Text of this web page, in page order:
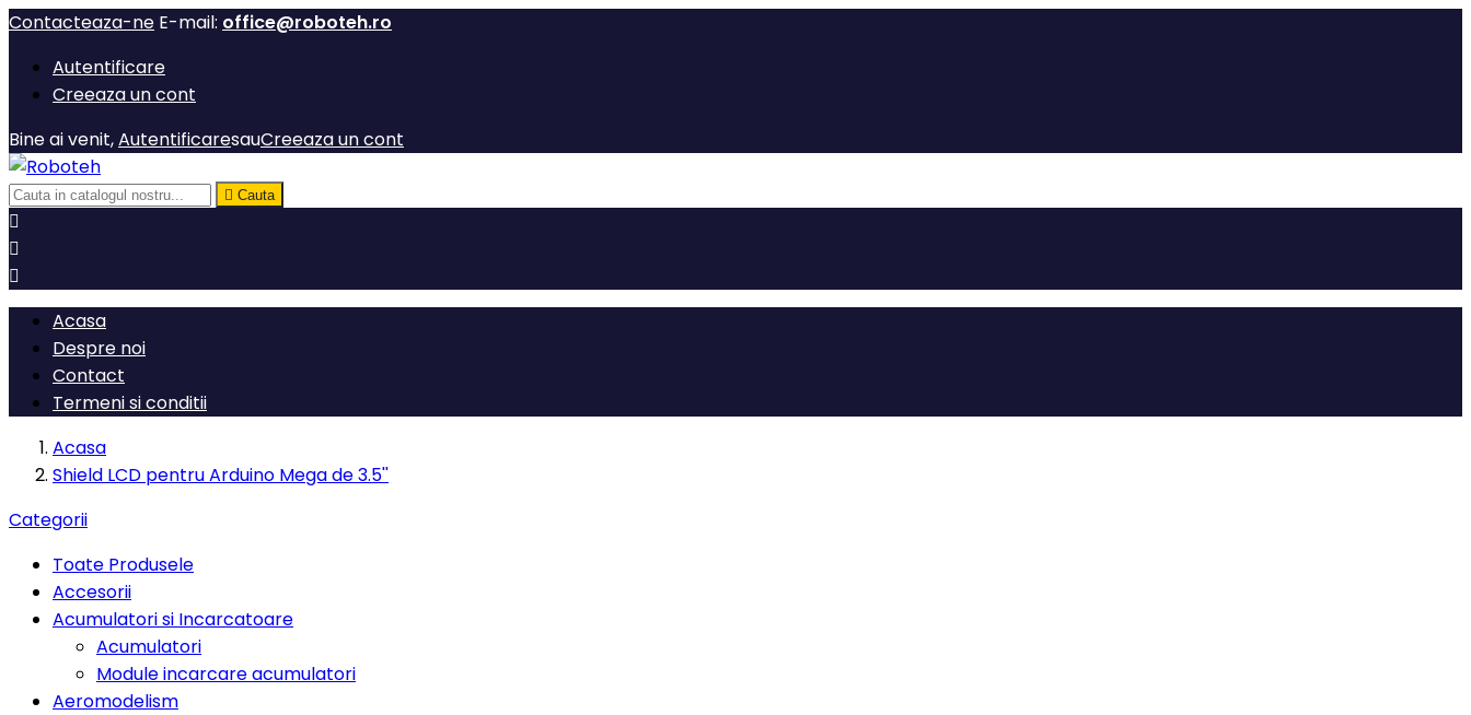
Contacteaza-ne E-mail: office@roboteh.ro
Autentificare
Creeaza un cont
Bine ai venit,AutentificaresauCreeaza un cont
 Cauta



Acasa
Despre noi
Contact
Termeni si conditii
Acasa
Shield LCD pentru Arduino Mega de 3.5''
Categorii
Toate Produsele
Accesorii
Acumulatori si Incarcatoare
Acumulatori
Module incarcare acumulatori
Aeromodelism